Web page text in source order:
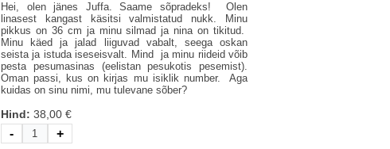
Hei, olen jänes Juffa. Saame sõpradeks! Olen
linasest kangast käsitsi valmistatud nukk. Minu
pikkus on 36 cm ja minu silmad ja nina on tikitud.
Minu käed ja jalad liiguvad vabalt, seega oskan
seista ja istuda iseseisvalt. Mind ja minu riideid võib
pesta pesumasinas (eelistan pesukotis pesemist).
Oman passi, kus on kirjas mu isiklik number. Aga
kuidas on sinu nimi, mu tulevane sõber?
Hind: 38,00 €
- +